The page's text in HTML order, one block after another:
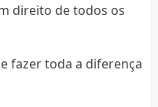
direito de todos os
fazer toda a diferença